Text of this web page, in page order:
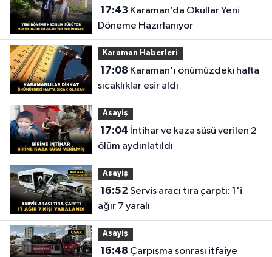
17:43
Döneme Hazırlanıyor
Karaman Haberleri
17:08
sıcaklıklar esir aldı
Asayiş
17:04
ölüm aydınlatıldı
Asayiş
16:52
ağır 7 yaralı
Asayiş
16:48